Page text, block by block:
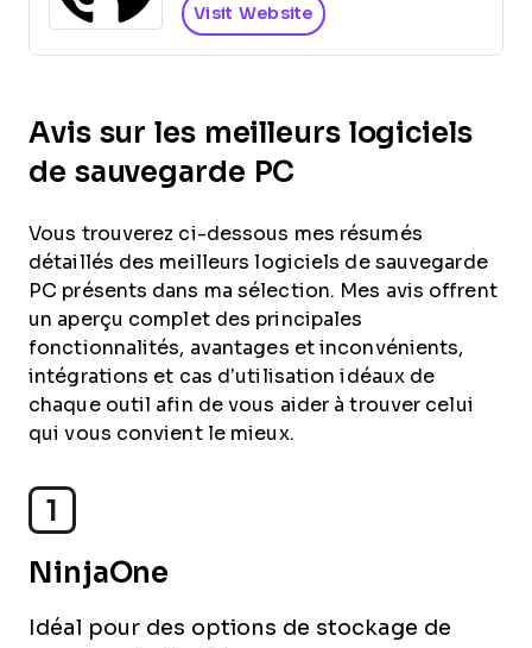
Visit Website
Avis sur les meilleurs logiciels
de sauvegarde PC
Vous trouverez ci-dessous mes résumés
détaillés des meilleurs logiciels de sauvegarde
PC présents dans ma sélection. Mes avis offrent
un aperçu complet des principales
fonctionnalités, avantages et inconvénients,
intégrations et cas d’utilisation idéaux de
chaque outil afin de vous aider à trouver celui
qui vous convient le mieux.
1
NinjaOne
Idéal pour des options de stockage de